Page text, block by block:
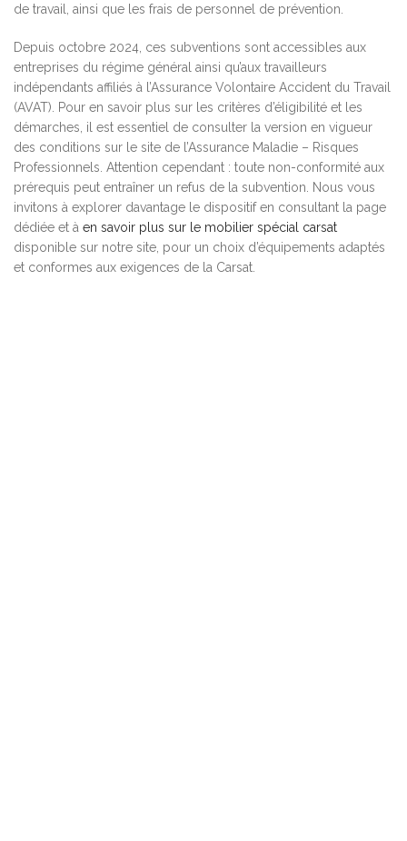
de travail, ainsi que les frais de personnel de prévention.
Depuis octobre 2024, ces subventions sont accessibles aux
entreprises du régime général ainsi qu’aux travailleurs
indépendants affiliés à l’Assurance Volontaire Accident du Travail
(AVAT). Pour en savoir plus sur les critères d’éligibilité et les
démarches, il est essentiel de consulter la version en vigueur
des conditions sur le site de l’Assurance Maladie – Risques
Professionnels. Attention cependant : toute non-conformité aux
prérequis peut entraîner un refus de la subvention. Nous vous
invitons à explorer davantage le dispositif en consultant la page
dédiée et à en savoir plus sur le mobilier spécial carsat
disponible sur notre site, pour un choix d’équipements adaptés
et conformes aux exigences de la Carsat.